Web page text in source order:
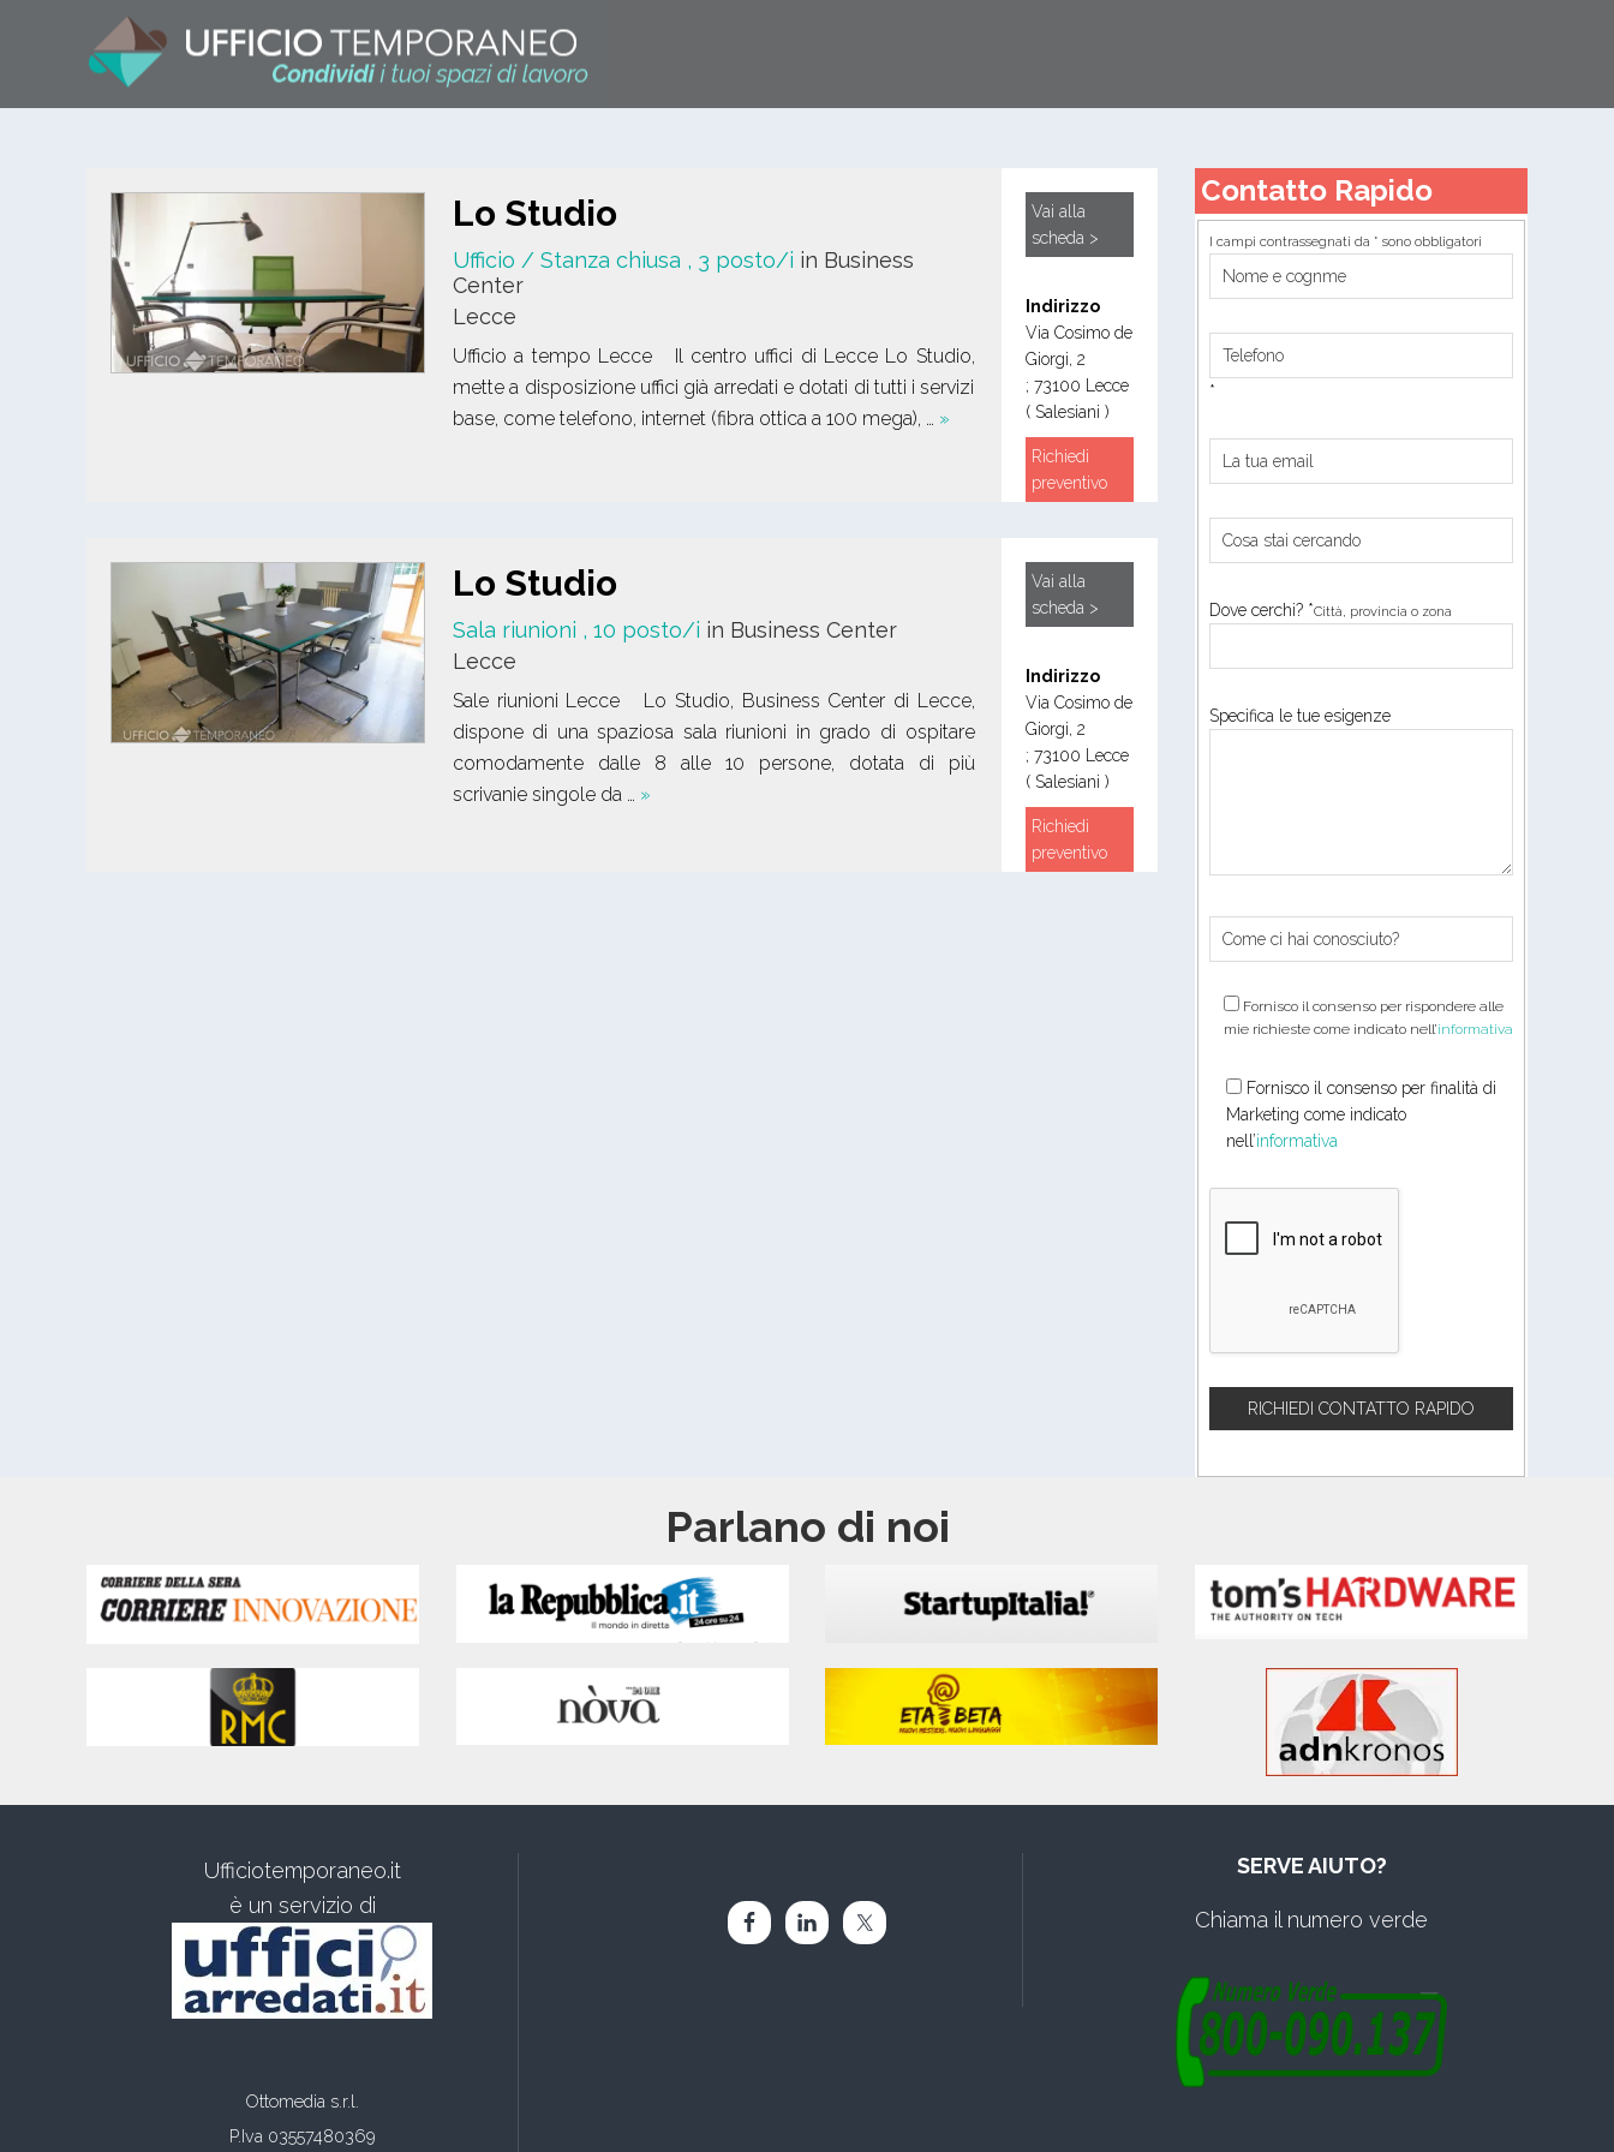
Lo Studio
Ufficio / Stanza chiusa , 3 posto/i in Business
Center
Lecce
Ufficio a tempo Lecce Il centro uffici di Lecce Lo Studio,
mette a disposizione uffici già arredati e dotati di tutti i servizi
base, come telefono, internet (fibra ottica a 100 mega), … »
Vai alla
scheda >
Indirizzo
Via Cosimo de
Giorgi, 2
;73100
Lecce
( Salesiani )
Richiedi
preventivo
Lo Studio
Sala riunioni , 10 posto/i in Business Center
Lecce
Sale riunioni Lecce Lo Studio, Business Center di Lecce,
dispone di una spaziosa sala riunioni in grado di ospitare
comodamente dalle 8 alle 10 persone, dotata di più
scrivanie singole da … »
Vai alla
scheda >
Indirizzo
Via Cosimo de
Giorgi, 2
;73100
Lecce
( Salesiani )
Richiedi
preventivo
Contatto Rapido
I campi contrassegnati da * sono obbligatori
*
Dove cerchi? *Città, provincia o zona
Specifica le tue esigenze
Fornisco il consenso per rispondere alle
mie richieste come indicato nell’informativa
Fornisco il consenso per finalità di
Marketing come indicato
nell’informativa
Parlano di noi
Ufficiotemporaneo.it
è un servizio di
Ottomedia s.r.l.
P.Iva 03557480369
SERVE AIUTO?
Chiama il numero verde